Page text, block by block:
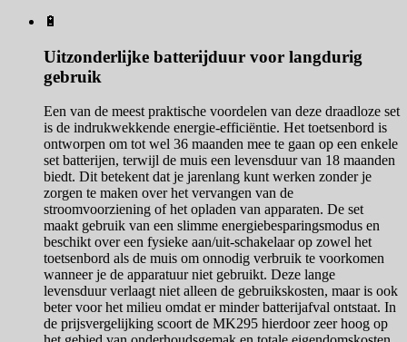
🔋
Uitzonderlijke batterijduur voor langdurig
gebruik
Een van de meest praktische voordelen van deze draadloze set
is de indrukwekkende energie-efficiëntie. Het toetsenbord is
ontworpen om tot wel 36 maanden mee te gaan op een enkele
set batterijen, terwijl de muis een levensduur van 18 maanden
biedt. Dit betekent dat je jarenlang kunt werken zonder je
zorgen te maken over het vervangen van de
stroomvoorziening of het opladen van apparaten. De set
maakt gebruik van een slimme energiebesparingsmodus en
beschikt over een fysieke aan/uit-schakelaar op zowel het
toetsenbord als de muis om onnodig verbruik te voorkomen
wanneer je de apparatuur niet gebruikt. Deze lange
levensduur verlaagt niet alleen de gebruikskosten, maar is ook
beter voor het milieu omdat er minder batterijafval ontstaat. In
de prijsvergelijking scoort de MK295 hierdoor zeer hoog op